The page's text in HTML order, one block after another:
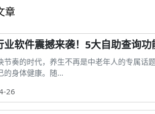
章
业软件震撼来袭！5大自助查询功
节奏的时代，养生不再是中老年人的专属话
的身体健康。随...
26